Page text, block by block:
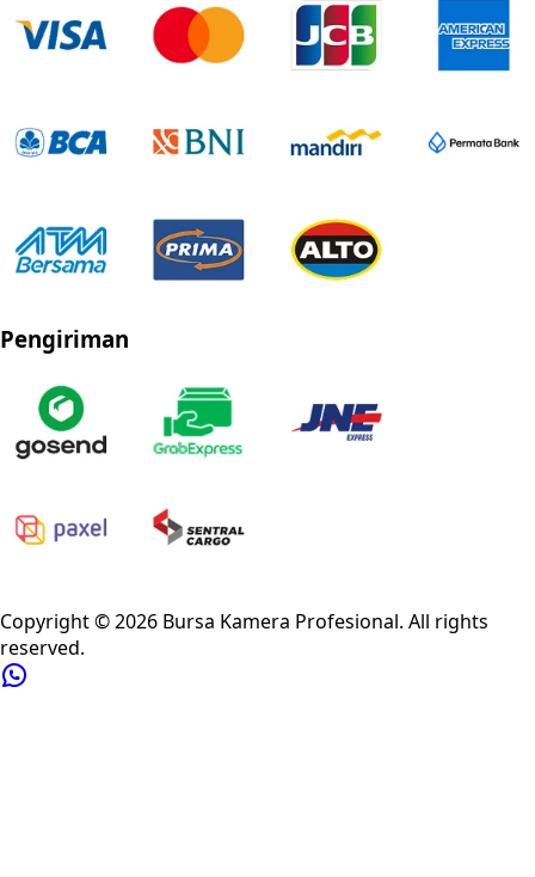
Pengiriman
Copyright ©2026 Bursa Kamera Profesional. All rights
reserved.